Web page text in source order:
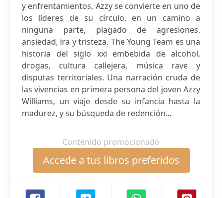
y enfrentamientos, Azzy se convierte en uno de
los líderes de su círculo, en un camino a
ninguna parte, plagado de agresiones,
ansiedad, ira y tristeza. The Young Team es una
historia del siglo xxi embebida de alcohol,
drogas, cultura callejera, música rave y
disputas territoriales. Una narración cruda de
las vivencias en primera persona del joven Azzy
Williams, un viaje desde su infancia hasta la
madurez, y su búsqueda de redención...
Contenido promocionado
Accede a tus libros preferidos